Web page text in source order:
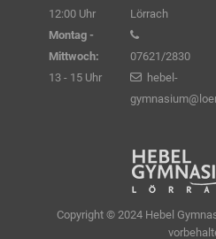
12:00 Uhr
Montag -
Mittwoch:
13 - 15 Uhr
Lörrach
07621/2830
hebel-
Copyright © 2024 Hebel